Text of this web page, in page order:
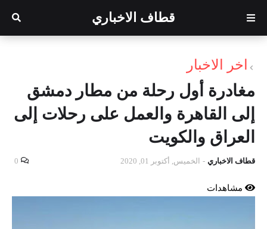
قطاف الاخباري
اخر الاخبار
مغادرة أول رحلة من مطار دمشق
إلى القاهرة والعمل على رحلات إلى
العراق والكويت
قطاف الاخباري - الخميس, أكتوبر 01, 2020 0
مشاهدات